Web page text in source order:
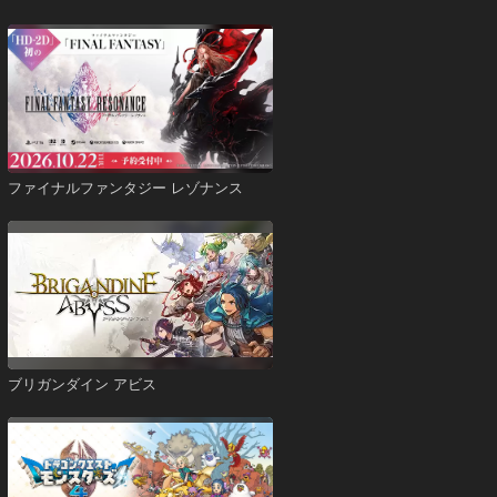
ファイナルファンタジー レゾナンス
ブリガンダイン アビス